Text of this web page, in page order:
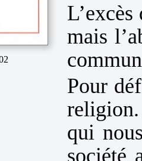
mais
Pour
qui
société